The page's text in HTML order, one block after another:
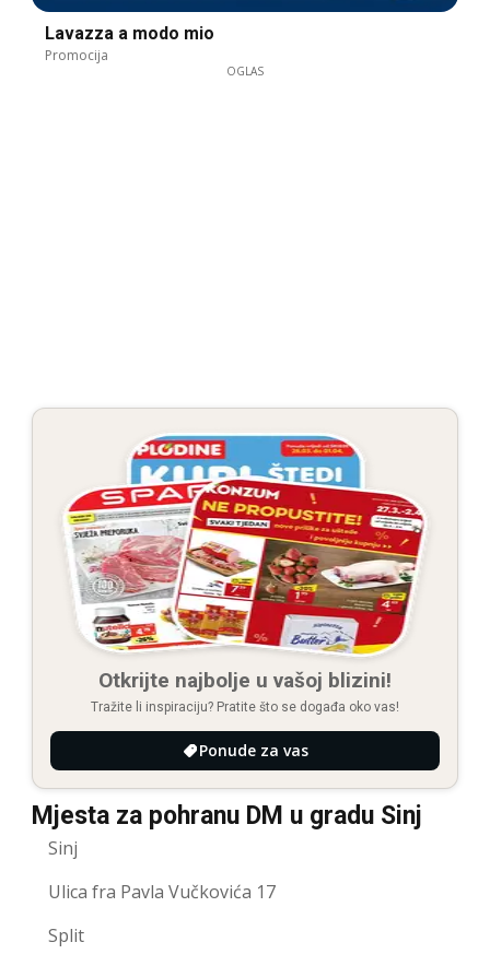
Lavazza a modo mio
Promocija
OGLAS
Otkrijte najbolje u vašoj blizini!
Tražite li inspiraciju? Pratite što se događa oko vas!
Ponude za vas
Mjesta za pohranu DM u gradu Sinj
Sinj
Ulica fra Pavla Vučkovića 17
Split